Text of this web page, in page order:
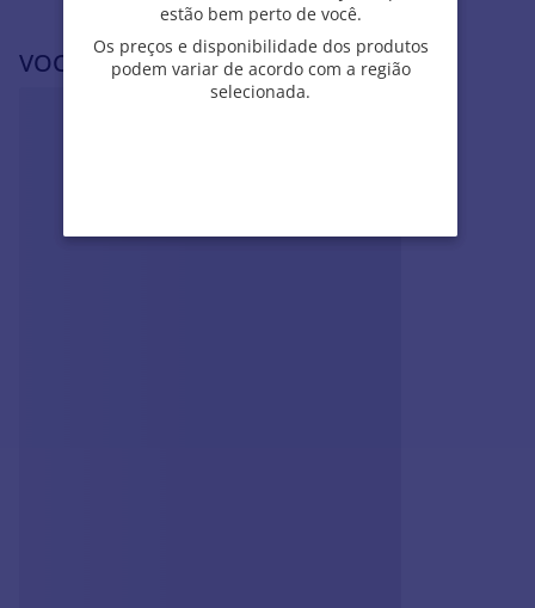
VOCÊ PODE SE INTERESSAR POR
estão bem perto de você.
Os preços e disponibilidade dos produtos
podem variar de acordo com a região
selecionada.
estão bem perto de você.
Os preços e disponibilidade dos produtos
podem variar de acordo com a região
selecionada.